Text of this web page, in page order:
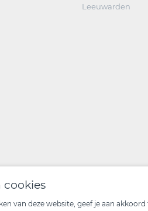
Leeuwarden
cookies
van deze website, geef je aan